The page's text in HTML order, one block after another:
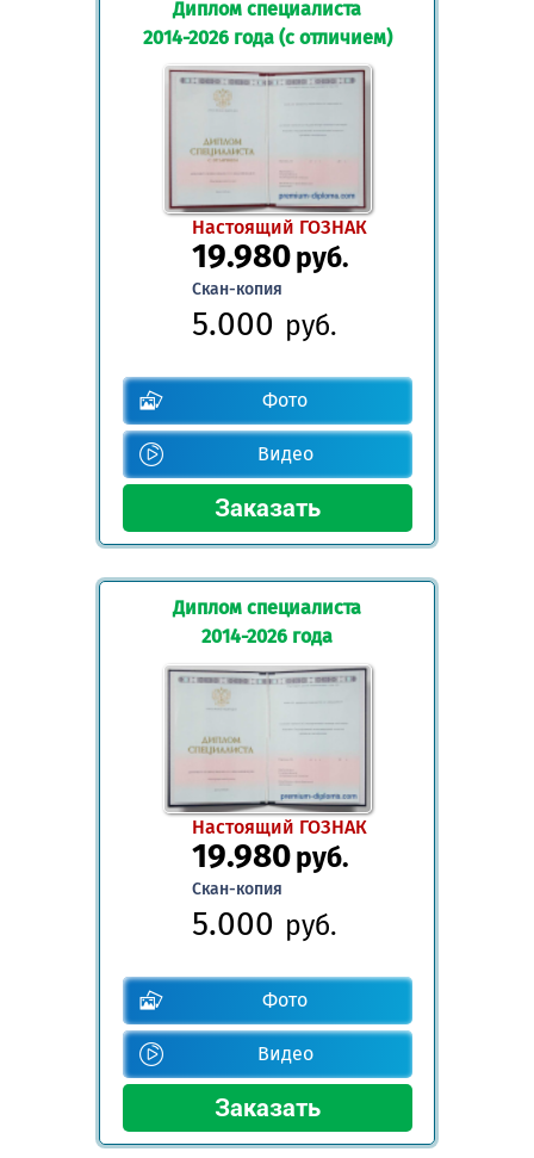
Диплом специалиста
2014-2026 года (с отличием)
Настоящий ГОЗНАК
19.980руб.
Скан-копия
5.000 руб.
Фото
Видео
Диплом специалиста
2014-2026 года
Настоящий ГОЗНАК
19.980руб.
Скан-копия
5.000 руб.
Фото
Видео